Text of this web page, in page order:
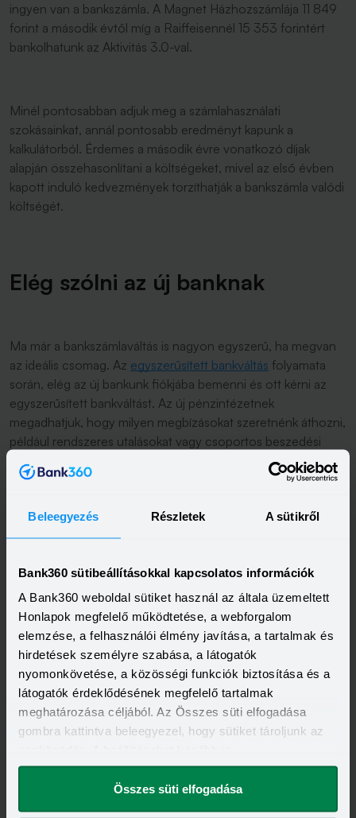
Beleegyezés Részletek A sütikről
Bank360 sütibeállításokkal kapcsolatos információk
A Bank360 weboldal sütiket használ az általa üzemeltett
Honlapok megfelelő működtetése, a webforgalom
elemzése, a felhasználói élmény javítása, a tartalmak és
hirdetések személyre szabása, a látogatók
nyomonkövetése, a közösségi funkciók biztosítása és a
látogatók érdeklődésének megfelelő tartalmak
meghatározása céljából. Az Összes süti elfogadása
gombra kattintva beleegyezel, hogy sütiket tároljunk az
megváltoztathatod.
Összes süti elfogadása
ingyen van a bankszámla. A Magnet Házhozszámlája 11 849
forint a második évtől míg a Raiffeisennél 15 353 forintért
bankolhatunk az Aktivitás 3.0-val.
Minél pontosabban adjuk meg a számlahasználati
szokásainkat, annál pontosabb eredményt kapunk a
kalkulátorból. Érdemes a második évre vonatkozó díjak
alapján összehasonlítani a költségeket, mivel az első évben
kapott induló kedvezmények torzíthatják a bankszámla valódi
költségét.
Elég szólni az új banknak
Ma már a bankszámlaváltás is nagyon egyszerű, ha megvan
az ideális csomag. Az egyszerűsített bankváltás folyamata
során, elég az új bankunk fiókjába bemenni és ott kérni az
egyszerűsített bankváltást. Az új pénzintézetnek
megadhatjuk, hogy milyen megbízásokat szeretnénk áthozni,
például rendszeres utalásokat vagy csoportos beszedési
megbízásokat. Más dolgunk nem lesz, a két bank egymás
között néhány munkanap alatt végrehajtja az adatok átadását
bankszámlánk marad.
Természetesen a bankváltás során is van néhány olyan
tényező, amelyeket nem árt észben tartani. Ezeketebben a
cikkben foglalta összea Bank360.
Promóció
Kapcsolódó címkék
EGYSZERŰSÍTETT BANKVÁLTÁS BANKSZÁMLA